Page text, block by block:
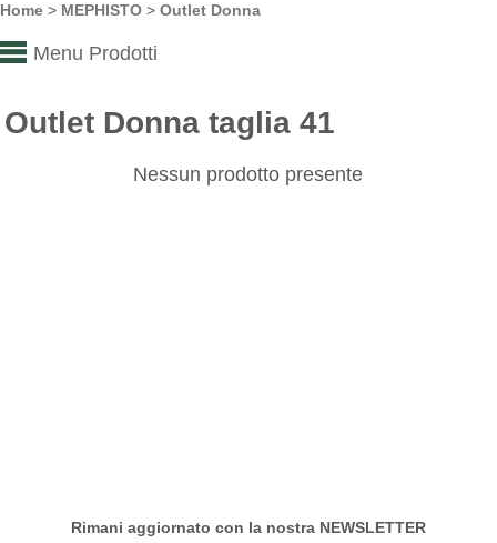
Home > MEPHISTO > Outlet Donna
Menu Prodotti
Outlet Donna taglia 41
Nessun prodotto presente
Rimani aggiornato con la nostra NEWSLETTER